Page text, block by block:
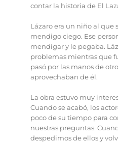
contar la historia de El
Lázaro era un niño al que
mendigo ciego. Ese
mendigar y le pegaba.
problemas mientras que
pasó por las manos de
aprovechaban de él.
La obra estuvo muy
Cuando se acabó, los
poco de su tiempo para
nuestras preguntas.
despedimos de ellos y